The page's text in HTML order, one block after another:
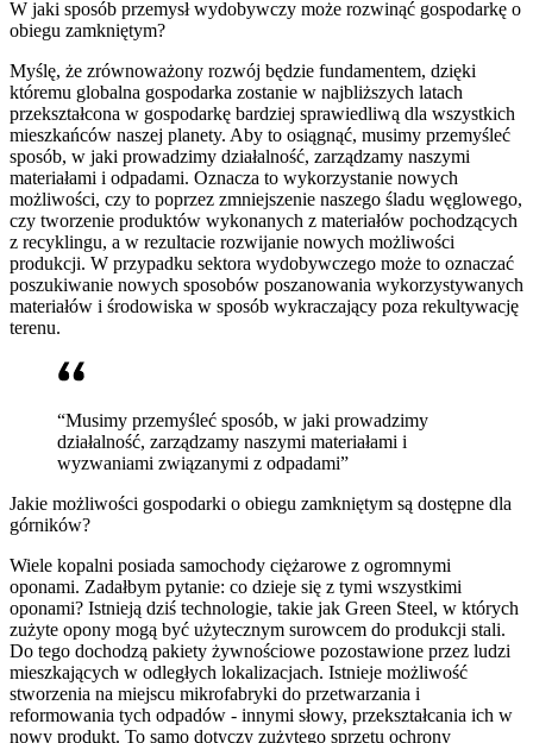
W jaki sposób przemysł wydobywczy może rozwinąć gospodarkę o
obiegu zamkniętym?
Myślę, że zrównoważony rozwój będzie fundamentem, dzięki
któremu globalna gospodarka zostanie w najbliższych latach
przekształcona w gospodarkę bardziej sprawiedliwą dla wszystkich
mieszkańców naszej planety. Aby to osiągnąć, musimy przemyśleć
sposób, w jaki prowadzimy działalność, zarządzamy naszymi
materiałami i odpadami. Oznacza to wykorzystanie nowych
możliwości, czy to poprzez zmniejszenie naszego śladu węglowego,
czy tworzenie produktów wykonanych z materiałów pochodzących
z recyklingu, a w rezultacie rozwijanie nowych możliwości
produkcji. W przypadku sektora wydobywczego może to oznaczać
poszukiwanie nowych sposobów poszanowania wykorzystywanych
materiałów i środowiska w sposób wykraczający poza rekultywację
terenu.
“Musimy przemyśleć sposób, w jaki prowadzimy
działalność, zarządzamy naszymi materiałami i
wyzwaniami związanymi z odpadami”
Jakie możliwości gospodarki o obiegu zamkniętym są dostępne dla
górników?
Wiele kopalni posiada samochody ciężarowe z ogromnymi
oponami. Zadałbym pytanie: co dzieje się z tymi wszystkimi
oponami? Istnieją dziś technologie, takie jak Green Steel, w których
zużyte opony mogą być użytecznym surowcem do produkcji stali.
Do tego dochodzą pakiety żywnościowe pozostawione przez ludzi
mieszkających w odległych lokalizacjach. Istnieje możliwość
stworzenia na miejscu mikrofabryki do przetwarzania i
reformowania tych odpadów - innymi słowy, przekształcania ich w
nowy produkt. To samo dotyczy zużytego sprzętu ochrony